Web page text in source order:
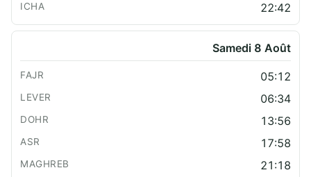
22:42
Samedi 8 Août
05:12
06:34
13:56
17:58
21:18